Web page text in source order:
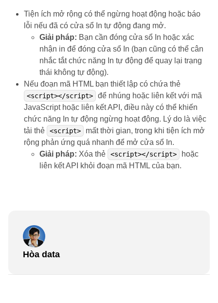
Tiện ích mở rộng có thể ngừng hoạt động hoặc báo
lỗi nếu đã có cửa sổ In tự động đang mở.
Giải pháp: Bạn cần đóng cửa sổ In hoặc xác
nhận in để đóng cửa sổ In (bạn cũng có thể cân
nhắc tắt chức năng In tự động để quay lại trạng
thái không tự động).
Nếu đoạn mã HTML bạn thiết lập có chứa thẻ
<script></script>
để nhúng hoặc liên kết với mã
JavaScript hoặc liên kết API, điều này có thể khiến
chức năng In tự động ngừng hoạt động. Lý do là việc
tải thẻ
<script>
mất thời gian, trong khi tiện ích mở
rộng phản ứng quá nhanh để mở cửa sổ In.
Giải pháp: Xóa thẻ <script></script>
hoặc
liên kết API khỏi đoạn mã HTML của bạn.
Hòa data